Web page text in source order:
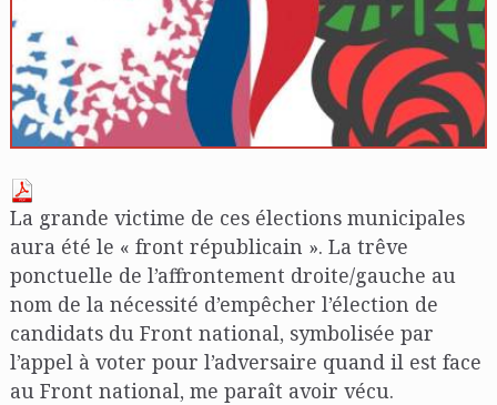
La grande victime de ces élections municipales
aura été le « front républicain ». La trêve
ponctuelle de l’affrontement droite/gauche au
nom de la nécessité d’empêcher l’élection de
candidats du Front national, symbolisée par
l’appel à voter pour l’adversaire quand il est face
au Front national, me paraît avoir vécu.